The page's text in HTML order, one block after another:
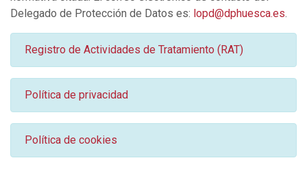
Delegado de Protección de Datos es: lopd@dphuesca.es.
Registro de Actividades de Tratamiento (RAT)
Política de privacidad
Política de cookies